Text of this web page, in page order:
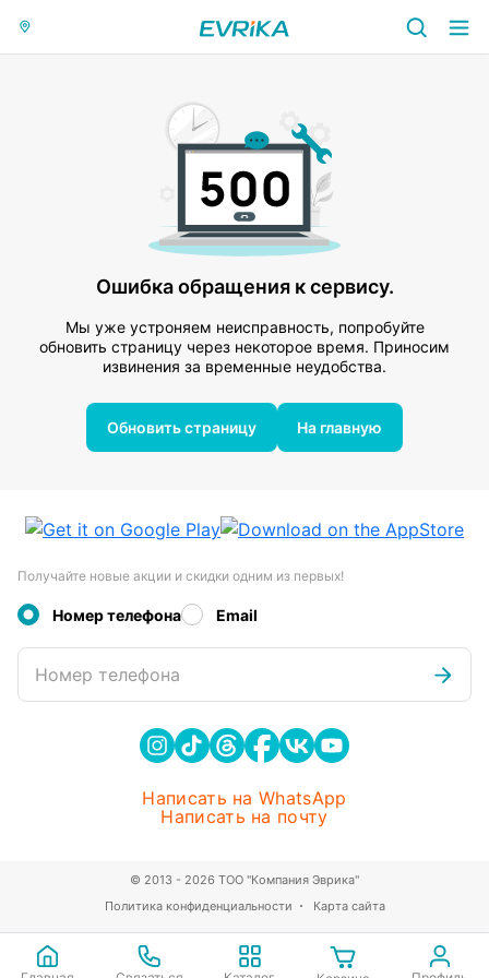
Ошибка обращения к сервису.
Мы уже устроняем неисправность, попробуйте
обновить страницу через некоторое время. Приносим
извинения за временные неудобства.
Обновить страницу На главную
Получайте новые акции и скидки одним из первых!
Номер телефона Email
Номер телефона
Написать на WhatsApp
Написать на почту
Политика конфиденциальности Карта сайта
© 2013 - 2026 ТОО "Компания Эврика"